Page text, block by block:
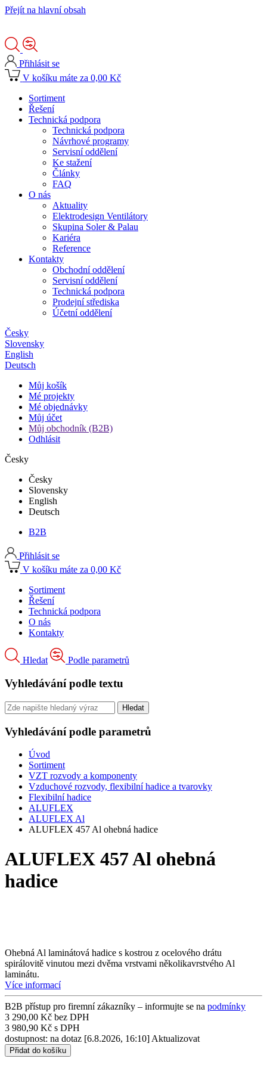
Přejít na hlavní obsah
Přihlásit se
V košíku máte za 0,00 Kč
Sortiment
Řešení
Technická podpora
Technická podpora
Návrhové programy
Servisní oddělení
Ke stažení
Články
FAQ
O nás
Aktuality
Elektrodesign Ventilátory
Skupina Soler & Palau
Kariéra
Reference
Kontakty
Obchodní oddělení
Servisní oddělení
Technická podpora
Prodejní střediska
Účetní oddělení
Česky
Slovensky
English
Deutsch
Můj košík
Mé projekty
Mé objednávky
Můj účet
Můj obchodník (B2B)
Odhlásit
Česky
Česky
Slovensky
English
Deutsch
B2B
Přihlásit se
V košíku máte za 0,00 Kč
Sortiment
Řešení
Technická podpora
O nás
Kontakty
Hledat Podle parametrů
Vyhledávání podle textu
Vyhledávání podle parametrů
Úvod
Sortiment
VZT rozvody a komponenty
Vzduchové rozvody, flexibilní hadice a tvarovky
Flexibilní hadice
ALUFLEX
ALUFLEX Al
ALUFLEX 457 Al ohebná hadice
ALUFLEX 457 Al ohebná
hadice
Ohebná Al laminátová hadice s kostrou z ocelového drátu
spirálovitě vinutou mezi dvěma vrstvami několikavrstvého Al
laminátu.
Více informací
B2B přístup pro firemní zákazníky – informujte se na podmínky
3 290,00 Kč bez DPH
3 980,90 Kč s DPH
dostupnost: na dotaz [6.8.2026, 16:10] Aktualizovat